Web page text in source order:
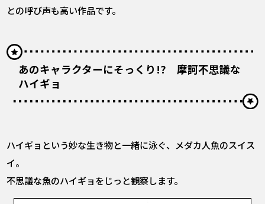
との呼び声も高い作品です。
あのキャラクターにそっくり!? 摩訶不思議な
ハイギョ
ハイギョという妙な生き物と一緒に泳ぐ、メダカ人魚のスイス
イ。
不思議な魚のハイギョをじっと観察します。